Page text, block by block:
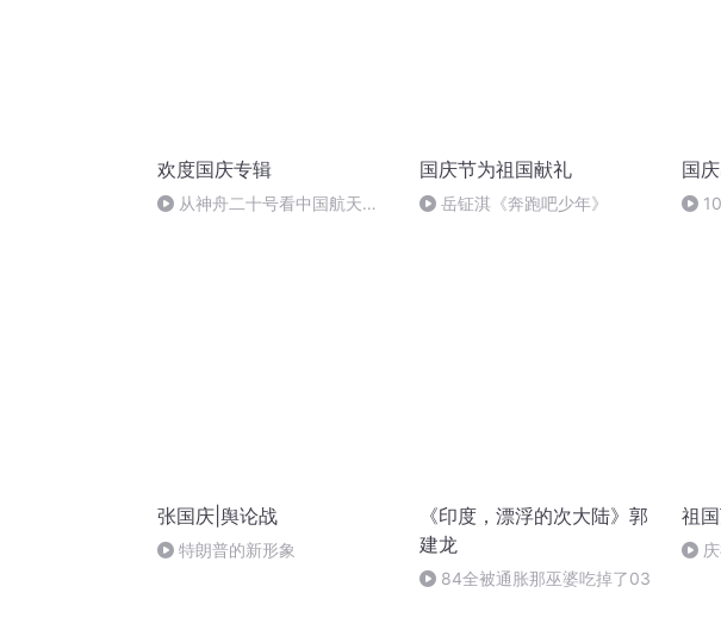
欢度国庆专辑
从神舟二十号看中国航天
国庆节为祖国献礼
岳钲淇《奔跑吧少年》
国
张国庆|舆论战
特朗普的新形象
《印度，漂浮的次大陆》郭
建龙
84全被通胀那巫婆吃掉了03
祖